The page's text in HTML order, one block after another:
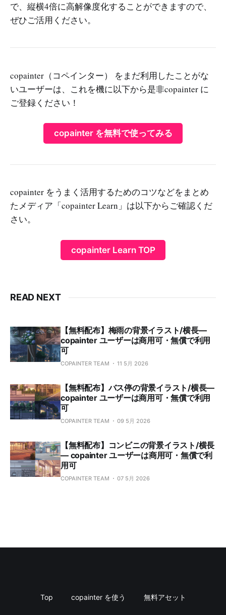
で、縦横4倍に高解像度化することができますので、
ぜひご活用ください。
copainter（コペインター） をまだ利用したことがな
いユーザーは、これを機に以下から是非copainter に
ご登録ください！
copainter を無料で使ってみる
copainter をうまく活用するためのコツなどをまとめ
たメディア「copainter Learn」は以下からご確認くだ
さい。
copainter Learn TOP
READ NEXT
【無料配布】梅雨の背景イラスト/横長—
copainter ユーザーは商用可・無償で利用
可
COPAINTER TEAM 11 5月 2026
【無料配布】バス停の背景イラスト/横長—
copainter ユーザーは商用可・無償で利用
可
COPAINTER TEAM 09 5月 2026
【無料配布】コンビニの背景イラスト/横長
— copainter ユーザーは商用可・無償で利
用可
COPAINTER TEAM 07 5月 2026
Top copainter を使う 無料アセット